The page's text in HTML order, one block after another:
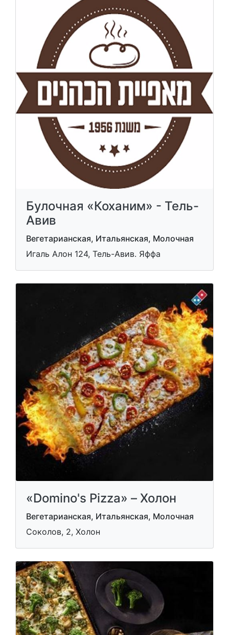
Булочная «Коханим» - Тель-
Авив
Вегетарианская, Итальянская, Молочная
Игаль Алон 124, Тель-Авив. Яффа
«Domino's Pizza» – Холон
Вегетарианская, Итальянская, Молочная
Соколов, 2, Холон